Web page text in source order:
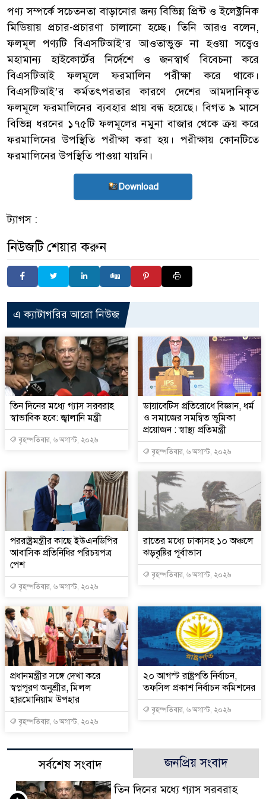
পণ্য সম্পর্কে সচেতনতা বাড়ানোর জন্য বিভিন্ন প্রিন্ট ও ইলেক্ট্রনিক
মিডিয়ায় প্রচার-প্রচারণা চালানো হচ্ছে। তিনি আরও বলেন,
ফলমূল পণ্যটি বিএসটিআই’র আওতাভুক্ত না হওয়া সত্ত্বেও
মহামান্য হাইকোর্টের নির্দেশে ও জনস্বার্থ বিবেচনা করে
বিএসটিআই ফলমূলে ফরমালিন পরীক্ষা করে থাকে।
বিএসটিআই’র কর্মতৎপরতার কারণে দেশের আমদানিকৃত
ফলমূলে ফরমালিনের ব্যবহার প্রায় বন্ধ হয়েছে। বিগত ৯ মাসে
বিভিন্ন ধরনের ১৭৫টি ফলমূলের নমুনা বাজার থেকে ক্রয় করে
ফরমালিনের উপস্থিতি পরীক্ষা করা হয়। পরীক্ষায় কোনটিতে
ফরমালিনের উপস্থিতি পাওয়া যায়নি।
Download
ট্যাগস :
নিউজটি শেয়ার করুন
এ ক্যাটাগরির আরো নিউজ
তিন দিনের মধ্যে গ্যাস সরবরাহ
স্বাভাবিক হবে: জ্বালানি মন্ত্রী
বৃহস্পতিবার, ৬ অগাস্ট, ২০২৬
ডায়াবেটিস প্রতিরোধে বিজ্ঞান, ধর্ম
ও সমাজের সমন্বিত ভূমিকা
প্রয়োজন : স্বাস্থ্য প্রতিমন্ত্রী
বৃহস্পতিবার, ৬ অগাস্ট, ২০২৬
পররাষ্ট্রমন্ত্রীর কা‌ছে ইউএনডিপির
আবাসিক প্রতিনিধির পরিচয়পত্র
পেশ
বৃহস্পতিবার, ৬ অগাস্ট, ২০২৬
রাতের মধ্যে ঢাকাসহ ১০ অঞ্চলে
ঝড়বৃষ্টির পূর্বাভাস
বৃহস্পতিবার, ৬ অগাস্ট, ২০২৬
প্রধানমন্ত্রীর সঙ্গে দেখা করে
স্বপ্নপূরণ অনুশ্রীর, মিলল
হারমোনিয়াম উপহার
বৃহস্পতিবার, ৬ অগাস্ট, ২০২৬
২০ আগস্ট রাষ্ট্রপতি নির্বাচন,
তফসিল প্রকাশ নির্বাচন কমিশনের
বৃহস্পতিবার, ৬ অগাস্ট, ২০২৬
সর্বশেষ সংবাদ জনপ্রিয় সংবাদ
তিন দিনের মধ্যে গ্যাস সরবরাহ